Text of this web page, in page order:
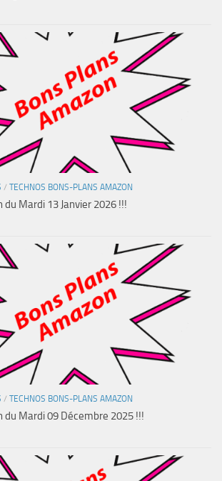
/ TECHNOS BONS-PLANS AMAZON
du Mardi 13 Janvier 2026 !!!
/ TECHNOS BONS-PLANS AMAZON
du Mardi 09 Décembre 2025 !!!